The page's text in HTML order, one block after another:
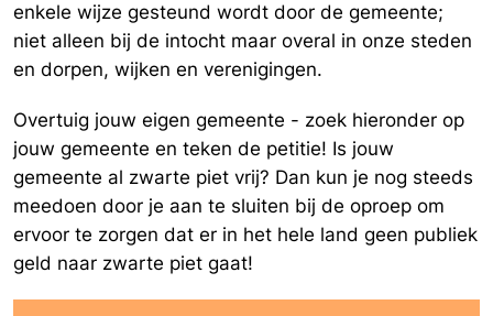
enkele wijze gesteund wordt door de gemeente;
niet alleen bij de intocht maar overal in onze steden
en dorpen, wijken en verenigingen.
Overtuig jouw eigen gemeente - zoek hieronder op
jouw gemeente en teken de petitie! Is jouw
gemeente al zwarte piet vrij? Dan kun je nog steeds
meedoen door je aan te sluiten bij de oproep om
ervoor te zorgen dat er in het hele land geen publiek
geld naar zwarte piet gaat!